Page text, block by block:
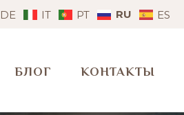
БЛОГ КОНТАКТЫ
DE IT PT RU ES